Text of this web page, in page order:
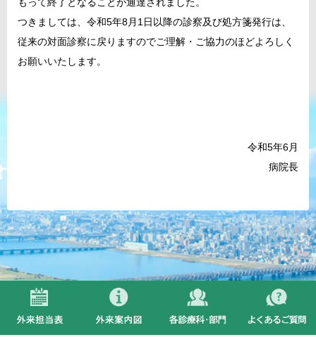
もって終了となることが通達されました。
つきましては、令和5年8月1日以降の診察及び処方箋発行は、
従来の対面診察に戻りますのでご理解・ご協力のほどよろしく
お願いいたします。
令和5年6月
病院長